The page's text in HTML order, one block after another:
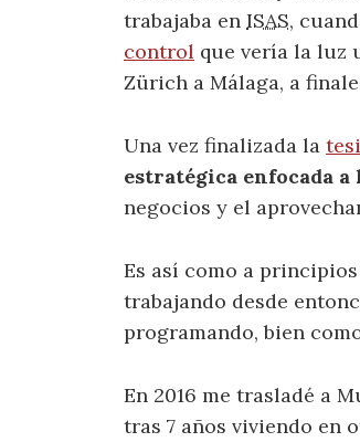
trabajaba en ISAS,
control que vería la luz
Zürich a Málaga, a
Una vez finalizada la
estratégica enfocada a
negocios y el
Es así como a
trabajando desde
programando, bien
En 2016 me trasladé a
tras 7 años viviendo en